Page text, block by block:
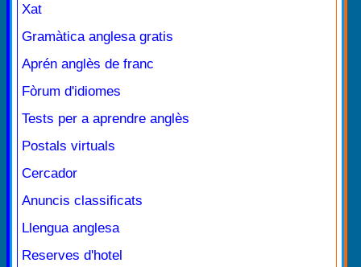
Xat
Gramàtica anglesa gratis
Aprén anglès de franc
Fòrum d'idiomes
Tests per a aprendre anglès
Postals virtuals
Cercador
Anuncis classificats
Llengua anglesa
Reserves d'hotel